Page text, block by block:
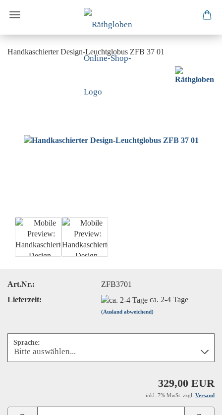
Handkaschierter Design-Leuchtglobus ZFB 37 01
Art.Nr.:
ZFB3701
Lieferzeit:
ca. 2-4 Tage
(Ausland abweichend)
Sprache:
329,00 EUR
inkl. 7% MwSt. zzgl. Versand